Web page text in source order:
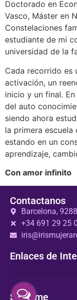
Doctorado en
Vasco, Máster en
Constelaciones
estudiante de mi
universidad de la
Cada recorrido es
activación, un
inicio y un final.
del auto
siendo ahora
la primera escuela
estando en un
aprendizaje,
Con amor infinito
Contactanos
Barcelona,
+34 691 29 25
Enlaces de
Sigueme